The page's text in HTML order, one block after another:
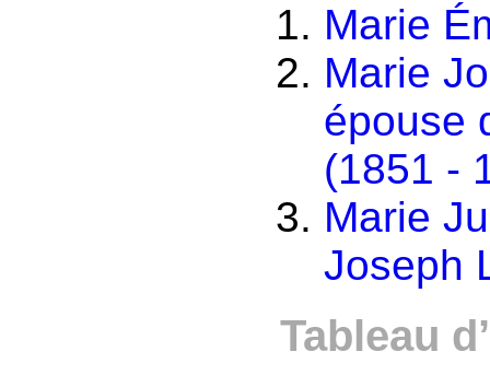
Marie
Marie
épouse
(1851 -
Marie
Joseph
Tableau